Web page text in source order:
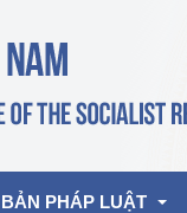
PHÁP LUẬT